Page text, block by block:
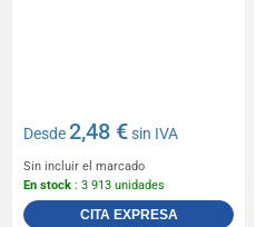
Desde2,48 €sin IVA
Sin incluir el marcado
En stock : 3 913 unidades
CITA EXPRESA